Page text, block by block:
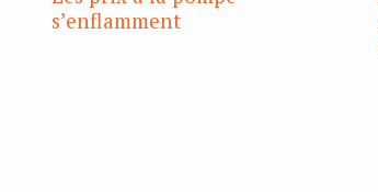
s’enflamment